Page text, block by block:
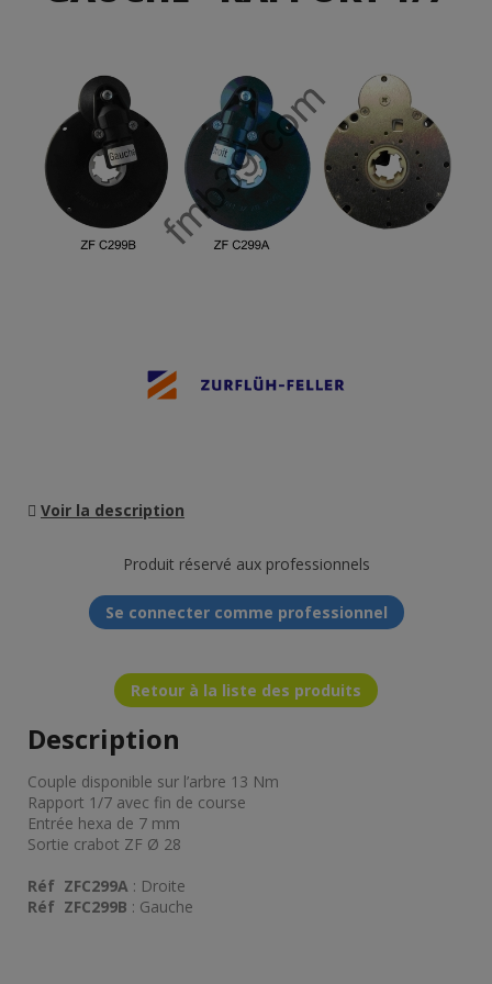
Voir la description
Produit réservé aux professionnels
Se connecter comme professionnel
Retour à la liste des produits
Description
Couple disponible sur l’arbre 13 Nm
Rapport 1/7 avec fin de course
Entrée hexa de 7 mm
Sortie crabot ZF Ø 28
Réf ZFC299A : Droite
Réf ZFC299B : Gauche